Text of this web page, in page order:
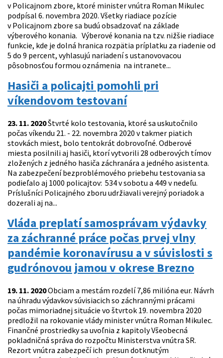
v Policajnom zbore, ktoré minister vnútra Roman Mikulec
podpísal 6. novembra 2020. Všetky riadiace pozície
v Policajnom zbore sa budú obsadzovať na základe
výberového konania. Výberové konania na tzv. nižšie riadiace
funkcie, kde je dolná hranica rozpätia príplatku za riadenie od
5 do 9 percent, vyhlasujú nariadení s ustanovovacou
pôsobnosťou formou oznámenia na intranete...
Hasiči a policajti pomohli pri
víkendovom testovaní
23. 11. 2020Štvrté kolo testovania, ktoré sa uskutočnilo
počas víkendu 21. - 22. novembra 2020 v takmer piatich
stovkách miest, bolo tentokrát dobrovoľné. Odberové
miesta posilnili aj hasiči, ktorí vytvorili 28 odberových tímov
zložených z jedného hasiča záchranára a jedného asistenta.
Na zabezpečení bezproblémového priebehu testovania sa
podieľalo aj 1000 policajtov: 534 v sobotu a 449 v nedeľu.
Príslušníci Policajného zboru udržiavali verejný poriadok a
dozerali aj na...
Vláda preplatí samosprávam výdavky
za záchranné práce počas prvej vlny
pandémie koronavírusu a v súvislosti s
gudrónovou jamou v okrese Brezno
19. 11. 2020Obciam a mestám rozdelí 7,86 milióna eur. Návrh
na úhradu výdavkov súvisiacich so záchrannými prácami
počas mimoriadnej situácie vo štvrtok 19. novembra 2020
predložil na rokovanie vlády minister vnútra Roman Mikulec.
Finančné prostriedky sa uvoľnia z kapitoly Všeobecná
pokladničná správa do rozpočtu Ministerstva vnútra SR.
Rezort vnútra zabezpečí ich presun dotknutým